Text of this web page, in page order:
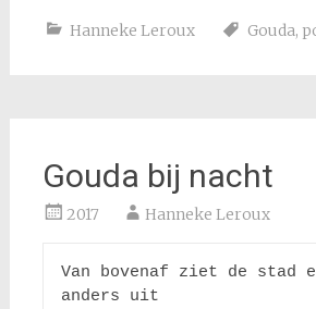
Hanneke Leroux Gouda,
Gouda bij nacht
2017 Hanneke Leroux
Van bovenaf ziet de stad
anders uit